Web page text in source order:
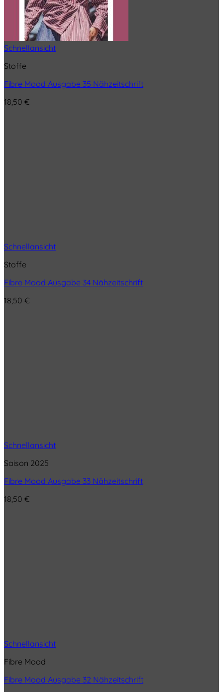
Schnellansicht
Stoffe
Fibre Mood Ausgabe 35 Nähzeitschrift
18,50 €
Schnellansicht
Stoffe
Fibre Mood Ausgabe 34 Nähzeitschrift
18,50 €
Schnellansicht
Saison 2025
Fibre Mood Ausgabe 33 Nähzeitschrift
18,50 €
Schnellansicht
Fibre Mood
Fibre Mood Ausgabe 32 Nähzeitschrift